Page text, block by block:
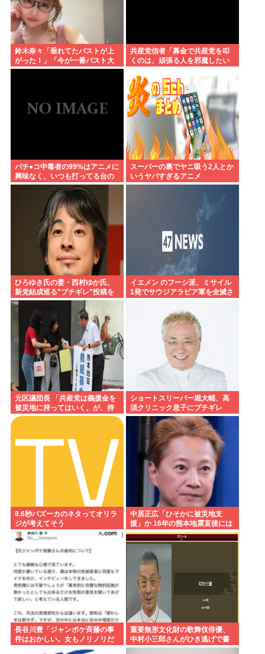
鈴木奈々「垂れてたバストが上
がった！」「今が一番バスト大
きい！」 下着姿を公開、豊満な
共産党信者「募金で共産党を叩
くのは、頑張る人を邪魔したい
のせい」
パチ●コ中毒者の99%はアニメに
興味なく、いつも打ってる台の
原作も知らないという不都合な
スーパーの裏でヤニ吸う2人とか
いうヤバすぎるアニメ
ひろゆき氏の妻・西村ゆか氏、
新党結成巡る”ブチギレ”投稿を
謝罪「配慮に欠けた行動でし
た」 夫婦で投稿
イエメン のフーシ派、ミサイル
1発でサウジアラビア軍を全滅さ
元区議団長 「共産党は義援金を
被災地に持ってはいく。が、持
って行った先で党の活動のため
ショートスリーパー堀大輔、高
須クリニック息子にブチギレ
www
8.6秒バズーカのネタってオリラ
ジが考えてそう
中居正広「ひそかに被災地支
援」か 16年の熊本地震直後には
現地で炊き出し “誰にも知られな
くて良い”と、強まる福祉活動へ
の思い
長谷川豊「ジャンポケ斉藤の事
件はおかしい。女もノリノリだ
った冤罪だろ」
重要無形文化財の歌舞伎俳優、
中村小三郎さんがひき逃げで書
類送検